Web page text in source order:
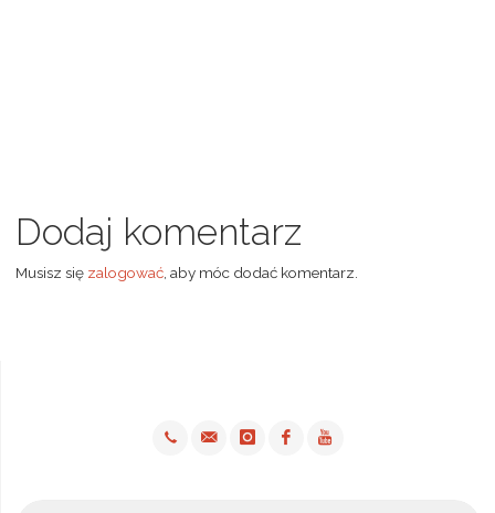
Dodaj komentarz
Musisz się zalogować, aby móc dodać komentarz.